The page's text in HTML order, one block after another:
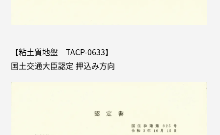
【粘土質地盤 TACP-0633】
国土交通大臣認定 押込み方向